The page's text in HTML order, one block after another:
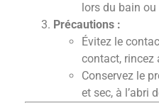
lors du bain
Précautions :
Évitez le
contact, rincez
Conservez le
et sec, à l’abri